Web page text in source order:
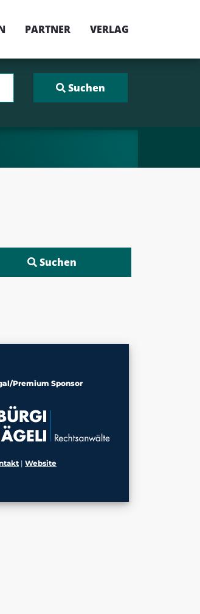
PARTNER VERLAG
Premium Sponsor
| Website